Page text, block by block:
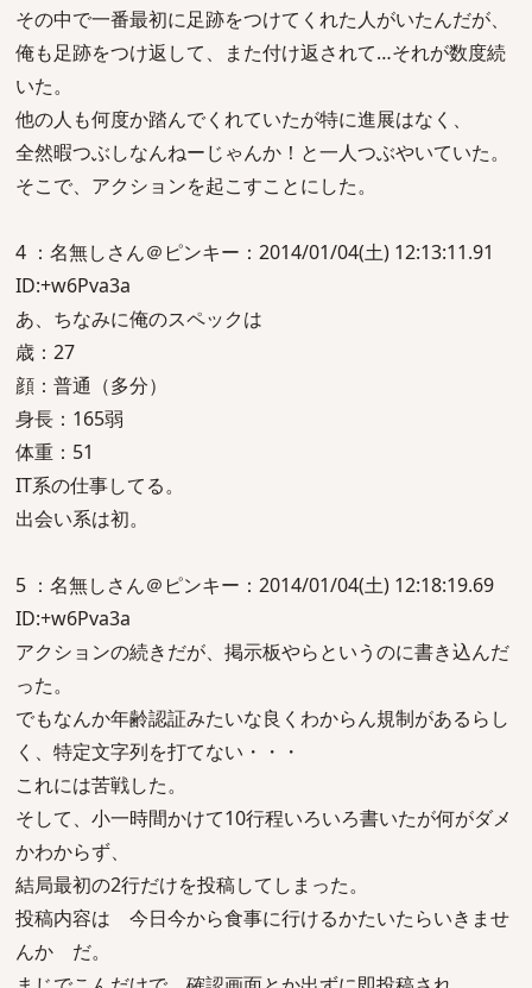
その中で一番最初に足跡をつけてくれた人がいたんだが、
俺も足跡をつけ返して、また付け返されて…それが数度続
いた。
他の人も何度か踏んでくれていたが特に進展はなく、
全然暇つぶしなんねーじゃんか！と一人つぶやいていた。
そこで、アクションを起こすことにした。
4 ：名無しさん＠ピンキー：2014/01/04(土) 12:13:11.91
ID:+w6Pva3a
あ、ちなみに俺のスペックは
歳：27
顔：普通（多分）
身長：165弱
体重：51
IT系の仕事してる。
出会い系は初。
5 ：名無しさん＠ピンキー：2014/01/04(土) 12:18:19.69
ID:+w6Pva3a
アクションの続きだが、掲示板やらというのに書き込んだ
った。
でもなんか年齢認証みたいな良くわからん規制があるらし
く、特定文字列を打てない・・・
これには苦戦した。
そして、小一時間かけて10行程いろいろ書いたが何がダメ
かわからず、
結局最初の2行だけを投稿してしまった。
投稿内容は 今日今から食事に行けるかたいたらいきませ
んか だ。